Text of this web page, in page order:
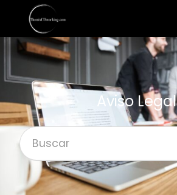
Aviso Legal